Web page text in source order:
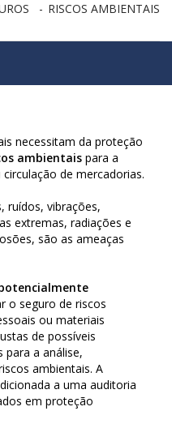
RISCOS AMBIENTAIS
necessitam da proteção
ambientais para a
de mercadorias.
ruídos, vibrações,
extremas, radiações e
são as ameaças
o seguro de riscos
ou materiais
de possíveis
para a análise,
ambientais. A
a uma auditoria
em proteção